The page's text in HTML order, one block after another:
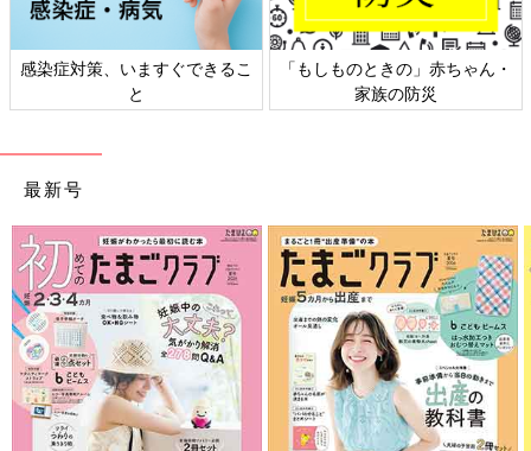
感染症対策、いますぐできるこ
と
「もしものときの」赤ちゃん・
家族の防災
最新号